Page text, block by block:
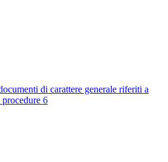
di carattere generale riferiti a
procedure 6